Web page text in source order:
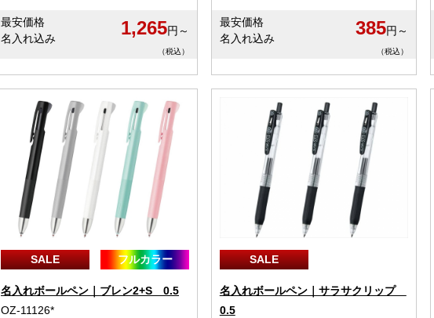
最安価格
名入れ込み
1,265円～
（税込）
最安価格
名入れ込み
385円～
（税込）
SALE フルカラー
名入れボールペン｜ブレン2+S 0.5
OZ-11126*
SALE
名入れボールペン｜サラサクリップ
0.5